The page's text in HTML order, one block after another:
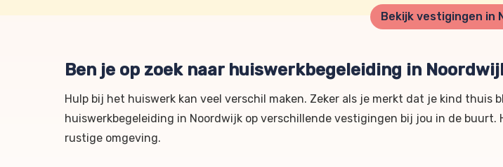
Bekijk vestigingen in
Ben je op zoek naar huiswerkbegeleiding in
Hulp bij het huiswerk kan veel verschil maken. Zeker als je merkt dat je kind
huiswerkbegeleiding in Noordwijk op verschillende vestigingen bij jou in de
rustige omgeving.